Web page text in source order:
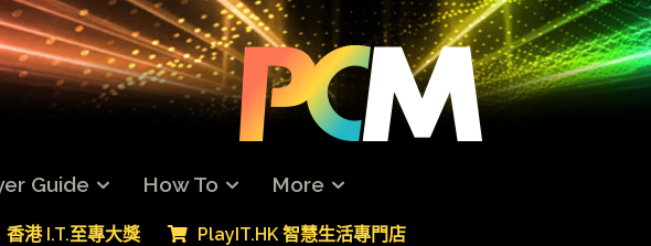
Guide How To More
香港 I.T.至專大獎 PlayIT.HK 智慧生活專門店